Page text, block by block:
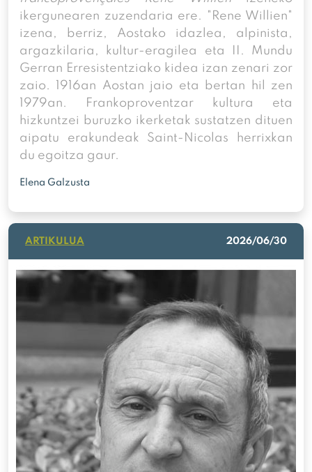
ikergunearen zuzendaria ere. "Rene Willien"
izena, berriz, Aostako idazlea, alpinista,
argazkilaria, kultur-eragilea eta II. Mundu
Gerran Erresistentziako kidea izan zenari zor
zaio. 1916an Aostan jaio eta bertan hil zen
1979an. Frankoproventzar kultura eta
hizkuntzei buruzko ikerketak sustatzen dituen
aipatu erakundeak Saint-Nicolas herrixkan
du egoitza gaur.
Elena Galzusta
ARTIKULUA 2026/06/30